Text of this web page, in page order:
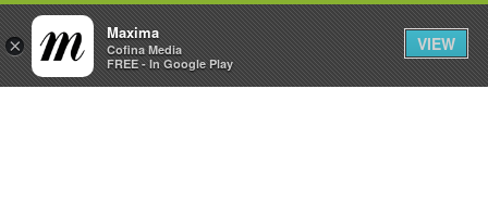
×
Maxima
Cofina Media
FREE - In Google Play
VIEW
INICIAR SESSÃO